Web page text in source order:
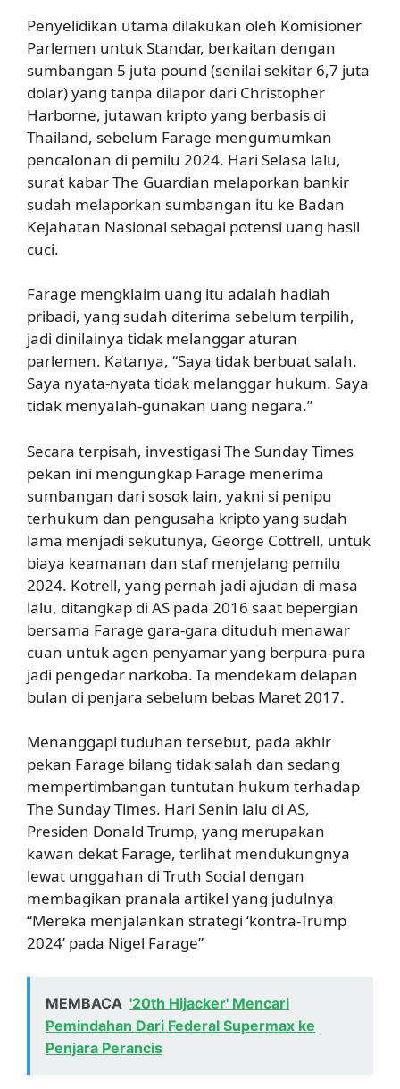
Penyelidikan utama dilakukan oleh Komisioner
Parlemen untuk Standar, berkaitan dengan
sumbangan 5 juta pound (senilai sekitar 6,7 juta
dolar) yang tanpa dilapor dari Christopher
Harborne, jutawan kripto yang berbasis di
Thailand, sebelum Farage mengumumkan
pencalonan di pemilu 2024. Hari Selasa lalu,
surat kabar The Guardian melaporkan bankir
sudah melaporkan sumbangan itu ke Badan
Kejahatan Nasional sebagai potensi uang hasil
cuci.
Farage mengklaim uang itu adalah hadiah
pribadi, yang sudah diterima sebelum terpilih,
jadi dinilainya tidak melanggar aturan
parlemen. Katanya, “Saya tidak berbuat salah.
Saya nyata-nyata tidak melanggar hukum. Saya
tidak menyalah-gunakan uang negara.”
Secara terpisah, investigasi The Sunday Times
pekan ini mengungkap Farage menerima
sumbangan dari sosok lain, yakni si penipu
terhukum dan pengusaha kripto yang sudah
lama menjadi sekutunya, George Cottrell, untuk
biaya keamanan dan staf menjelang pemilu
2024. Kotrell, yang pernah jadi ajudan di masa
lalu, ditangkap di AS pada 2016 saat bepergian
bersama Farage gara-gara dituduh menawar
cuan untuk agen penyamar yang berpura-pura
jadi pengedar narkoba. Ia mendekam delapan
bulan di penjara sebelum bebas Maret 2017.
Menanggapi tuduhan tersebut, pada akhir
pekan Farage bilang tidak salah dan sedang
mempertimbangan tuntutan hukum terhadap
The Sunday Times. Hari Senin lalu di AS,
Presiden Donald Trump, yang merupakan
kawan dekat Farage, terlihat mendukungnya
lewat unggahan di Truth Social dengan
membagikan pranala artikel yang judulnya
“Mereka menjalankan strategi ‘kontra-Trump
2024’ pada Nigel Farage”
MEMBACA '20th Hijacker' Mencari
Pemindahan Dari Federal Supermax ke
Penjara Perancis